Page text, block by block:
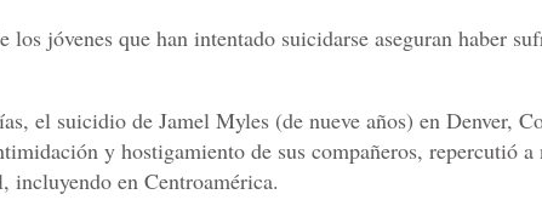
los jóvenes que han intentado suicidarse aseguran haber
el suicidio de Jamel Myles (de nueve años) en Denver,
y hostigamiento de sus compañeros, repercutió a
incluyendo en Centroamérica.